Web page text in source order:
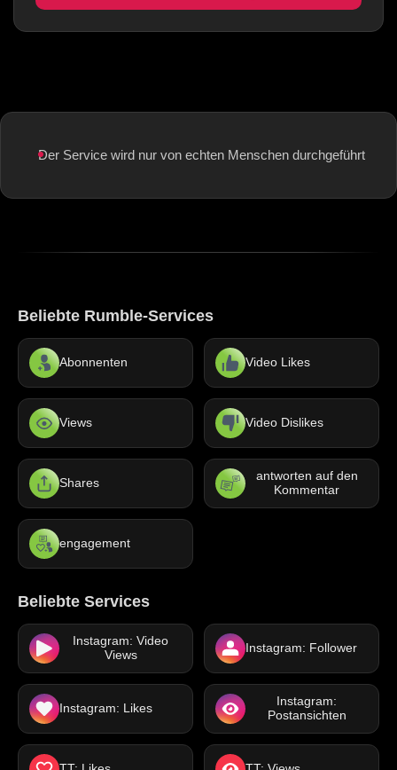
Der Service wird nur von echten Menschen durchgeführt
Beliebte Rumble-Services
Abonnenten Video Likes
Views Video Dislikes
Shares
antworten auf den
Kommentar
engagement
Beliebte Services
Instagram: Video
Views
Instagram: Follower
Instagram: Likes
Instagram:
Postansichten